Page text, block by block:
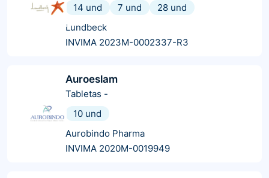
14 und
7 und
28 und
Lundbeck
INVIMA 2023M-0002337-R3
Auroeslam
Tabletas -
10 und
Aurobindo Pharma
INVIMA 2020M-0019949